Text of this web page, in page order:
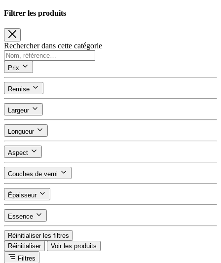
Filtrer les produits
Rechercher dans cette catégorie
Prix
Remise
Largeur
Longueur
Aspect
Couches de verni
Épaisseur
Essence
Réinitialiser les filtres
Réinitialiser
Voir les produits
Filtres